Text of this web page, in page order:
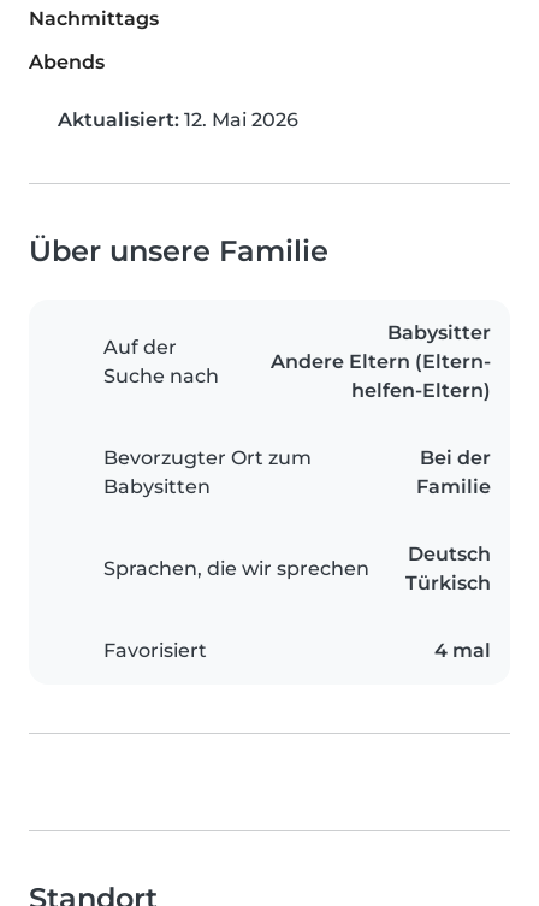
Nachmittags
Abends
Aktualisiert: 12. Mai 2026
Über unsere Familie
Auf der
Suche nach
Babysitter
Andere Eltern (Eltern-
helfen-Eltern)
Bevorzugter Ort zum
Babysitten
Bei der
Familie
Sprachen, die wir sprechen
Deutsch
Türkisch
Favorisiert 4 mal
Standort